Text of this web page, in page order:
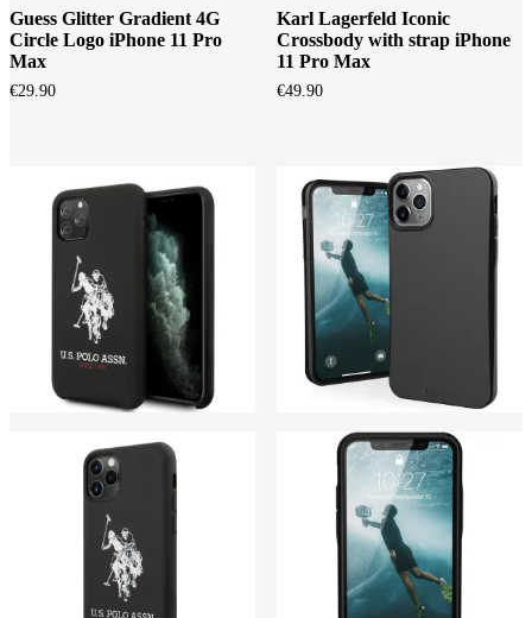
Guess Glitter Gradient 4G
Circle Logo iPhone 11 Pro
Max
€29.90
Karl Lagerfeld Iconic
Crossbody with strap iPhone
11 Pro Max
€49.90